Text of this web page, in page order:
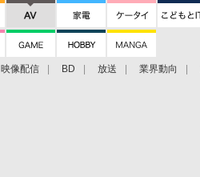
映像配信 BD 放送 業界動向